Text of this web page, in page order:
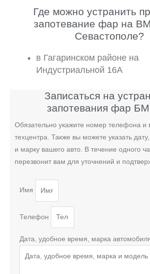
Где можно устранить
запотевание фар на
Севастополе?
в Гагаринском районе на
Индустриальной 16А
Записаться на
запотевания фар
Обязательно укажите номер телефона и
техцентра. Также вы можете указать
и марку вашего авто. В течение одного
перезвонит вам для уточнений и
Имя
Телефон
Дата, удобное время, марка